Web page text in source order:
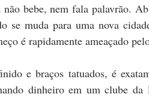
bebe, nem fala palavrão.
se muda para uma nova
é rapidamente ameaçado
e braços tatuados, é
dinheiro em um clube